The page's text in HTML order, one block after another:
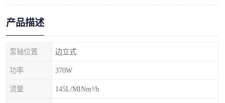
产品描述
泵轴位置 边立式
功率 370W
流量 145L/MINm³/h